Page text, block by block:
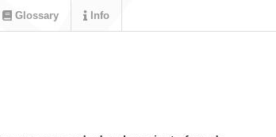
Glossary Info